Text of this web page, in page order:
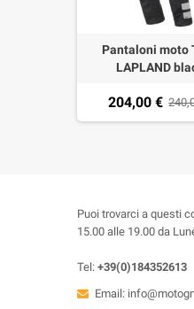
Pantaloni moto
LAPLAND
204,00 €
Puoi trovarci a questi
15.00 alle 19.00 da
Tel: +39(0)184352613
Email: